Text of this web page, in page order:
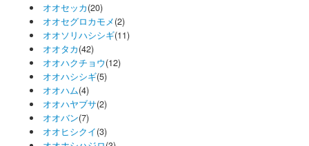
オオセッカ(20)
オオセグロカモメ(2)
オオソリハシシギ(11)
オオタカ(42)
オオハクチョウ(12)
オオハシシギ(5)
オオハム(4)
オオハヤブサ(2)
オオバン(7)
オオヒシクイ(3)